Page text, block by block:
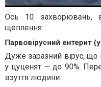
Ось 10 захворювань,
щеплення:
Парвовірусний ентерит
Дуже заразний вірус, що
у цуценят — до 90%.
взуття людини.